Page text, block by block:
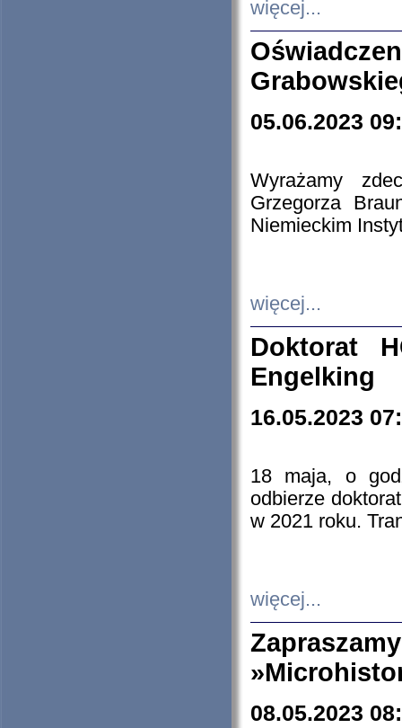
więcej...
05.06.2023
Wyrażamy
Grzegorza
Niemieckim
więcej...
Doktorat
Engelking
16.05.2023
18 maja, o
odbierze
w 2021 roku.
więcej...
08.05.2023